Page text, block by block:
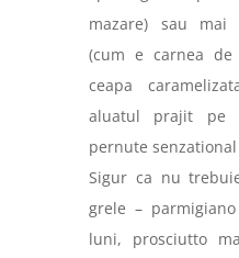
mazare) sau mai
(cum e carnea
ceapa
aluatul prajit pe
pernute
Sigur ca nu
grele –
luni, prosciutto